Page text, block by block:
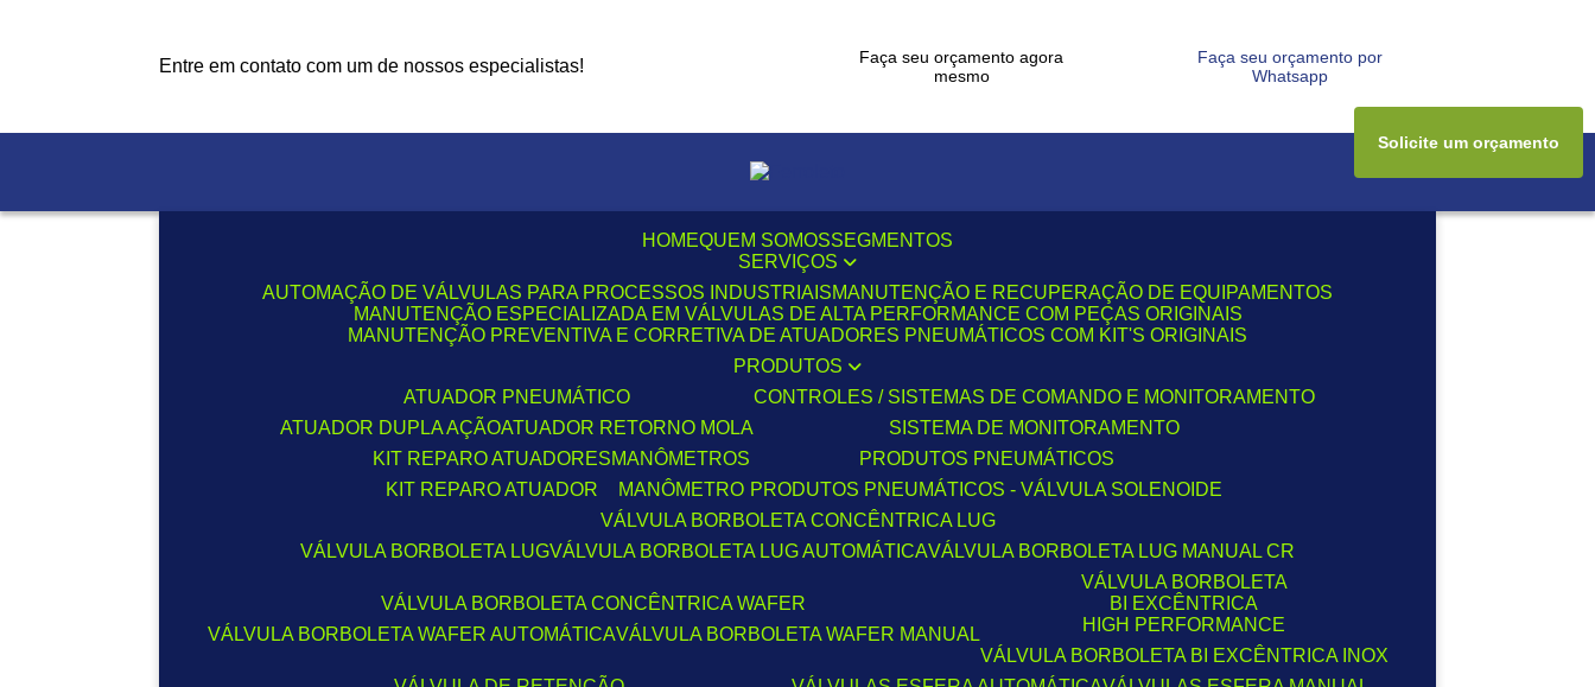
Entre em contato com um de nossos especialistas!
Faça seu orçamento agora
mesmo
Faça seu orçamento por
Whatsapp
HOME QUEM SOMOS
SEGMENTOS
SERVIÇOS
AUTOMAÇÃO DE VÁLVULAS PARA PROCESSOS INDUSTRIAIS
MANUTENÇÃO E RECUPERAÇÃO DE EQUIPAMENTOS
MANUTENÇÃO ESPECIALIZADA EM VÁLVULAS DE ALTA PERFORMANCE COM PEÇAS ORIGINAIS
MANUTENÇÃO PREVENTIVA E CORRETIVA DE ATUADORES PNEUMÁTICOS COM KIT'S ORIGINAIS
PRODUTOS
ATUADOR PNEUMÁTICO
ATUADOR DUPLA AÇÃO ATUADOR RETORNO MOLA
CONTROLES / SISTEMAS DE COMANDO E MONITORAMENTO
SISTEMA DE MONITORAMENTO
KIT REPARO ATUADORES
KIT REPARO ATUADOR
MANÔMETROS
MANÔMETRO
PRODUTOS PNEUMÁTICOS
PRODUTOS PNEUMÁTICOS - VÁLVULA SOLENOIDE
VÁLVULA BORBOLETA CONCÊNTRICA LUG
VÁLVULA BORBOLETA LUG
VÁLVULA BORBOLETA LUG AUTOMÁTICA VÁLVULA BORBOLETA LUG MANUAL CR
VÁLVULA BORBOLETA CONCÊNTRICA WAFER
VÁLVULA BORBOLETA WAFER AUTOMÁTICA
VÁLVULA BORBOLETA WAFER MANUAL
VÁLVULA BORBOLETA
BI EXCÊNTRICA
HIGH PERFORMANCE
VÁLVULA BORBOLETA BI EXCÊNTRICA INOX
Solicite um orçamento